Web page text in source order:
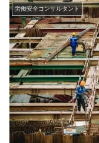
労働安全コンサルタント